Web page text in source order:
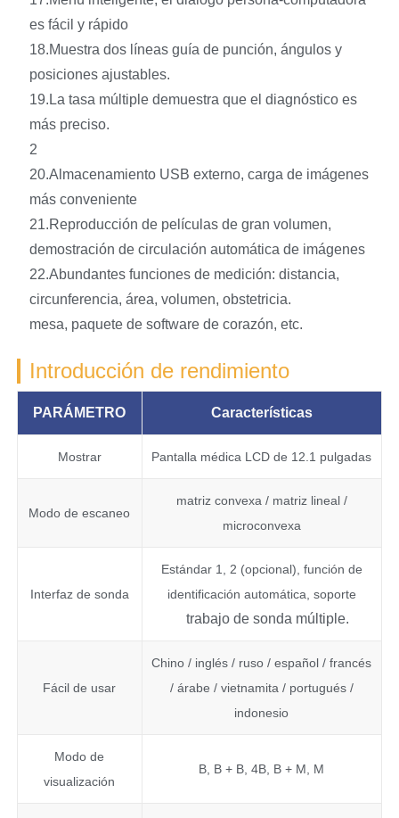
es fácil y rápido
18.Muestra dos líneas guía de punción, ángulos y
posiciones ajustables.
19.La tasa múltiple demuestra que el diagnóstico es
más preciso.
2
20.Almacenamiento USB externo, carga de imágenes
más conveniente
21.Reproducción de películas de gran volumen,
demostración de circulación automática de imágenes
22.Abundantes funciones de medición: distancia,
circunferencia, área, volumen, obstetricia.
mesa, paquete de software de corazón, etc.
Introducción de rendimiento
PARÁMETRO Características
Mostrar Pantalla médica LCD de 12.1 pulgadas
Modo de escaneo
matriz convexa / matriz lineal /
microconvexa
Interfaz de sonda
Estándar 1, 2 (opcional), función de
identificación automática, soporte
trabajo de sonda múltiple.
Fácil de usar
Chino / inglés / ruso / español / francés
/ árabe / vietnamita / portugués /
indonesio
Modo de
visualización
B, B + B, 4B, B + M, M